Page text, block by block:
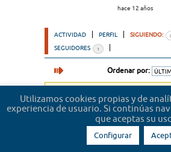
hace 12 años
ACTIVIDAD PERFIL SIGUIENDO:
SEGUIDORES 1
Ordenar por:
Utilizamos cookies propias y de
experiencia de usuario. Si continúas
que aceptas su
Configurar